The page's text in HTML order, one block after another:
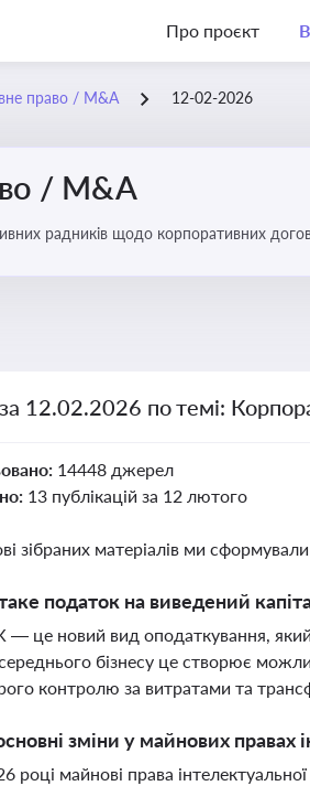
Про проєкт
право / M&A 12-02-2026
/ M&A
радників щодо корпоративних
12.02.2026 по темі:
14448 джерел
13 публікацій за 12 лютого
зібраних матеріалів ми
податок на виведений
це новий вид оподаткування, який
бізнесу це створює
контролю за витратами та
зміни у майнових правах
році майнові права